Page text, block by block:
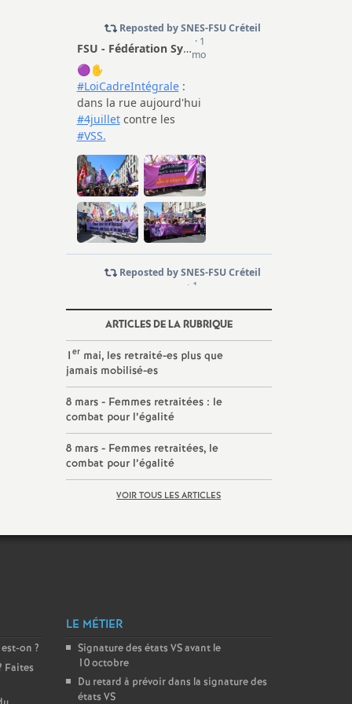
ARTICLES DE LA RUBRIQUE
1ermai, les retraité-es plus que
jamais mobilisé-es
8 mars - Femmes retraitées : le
combat pour l’égalité
8 mars - Femmes retraitées, le
combat pour l’égalité
VOIR TOUS LES ARTICLES
on ?
Faites
LE MÉTIER
Signature des états VSavant le
10 octobre
Du retard à prévoir dans la signature des
états VS